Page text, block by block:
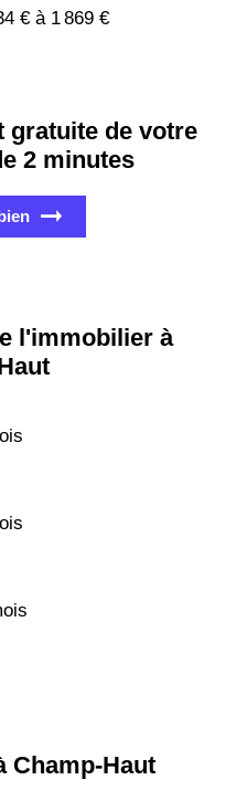
€ à 1 869 €
gratuite de votre
2 minutes
l'immobilier à
Champ-Haut